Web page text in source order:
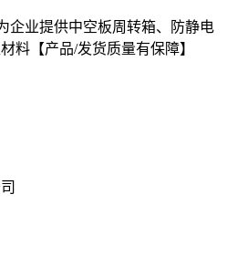
企业提供中空板周转箱、防静电
料【产品/发货质量有保障】